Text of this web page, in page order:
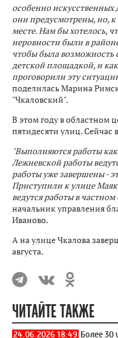
особенно
они предусмотрены, но,
месте. Нам бы хотелось,
неровности были в
чтобы была возможность
детской площадкой, и
проговорили эту
поделилась Марина
"Чкаловский".
В этом году в областном
пятидесяти улиц. Сейчас
"Выполняются работы
Лежневской работы
работы уже завершены -
Приступили к улице
ведутся работы в частном
начальник управления
Иваново.
А на улице Чкалова
августа.
ЧИТАЙТЕ ТАКЖЕ
24.06.2026 18:49 Более 30